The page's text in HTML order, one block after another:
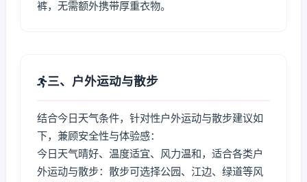
裤，无需额外携带厚重衣物。
三、户外运动与散步
结合今日天气条件，针对性户外运动与散步建议如
下，兼顾安全性与体验感：
今日天气晴好、温度适宜、风力温和，适合各类户
外运动与散步：散步可选择公园、江边、绿道等风